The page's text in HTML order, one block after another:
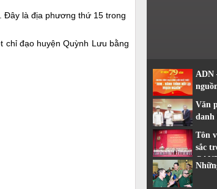
Đây là địa phương thứ 15 trong
chỉ đạo huyện Quỳnh Lưu bằng
ADN
Văn
danh
Tôn
sắc